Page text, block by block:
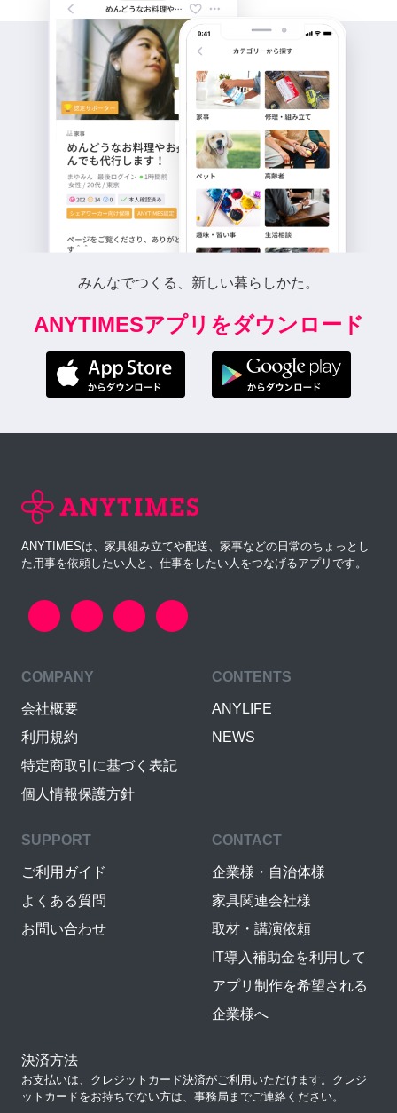
みんなでつくる、新しい暮らしかた。
ANYTIMESアプリをダウンロード
ANYTIMESは、家具組み立てや配送、家事などの日常のちょっとし
た用事を依頼したい人と、仕事をしたい人をつなげるアプリです。
COMPANY
会社概要
利用規約
特定商取引に基づく表記
個人情報保護方針
CONTENTS
ANYLIFE
NEWS
SUPPORT
ご利用ガイド
よくある質問
お問い合わせ
CONTACT
企業様・自治体様
家具関連会社様
取材・講演依頼
IT導入補助金を利用して
アプリ制作を希望される
企業様へ
決済方法
お支払いは、クレジットカード決済がご利用いただけます。クレジ
ットカードをお持ちでない方は、事務局までご連絡ください。